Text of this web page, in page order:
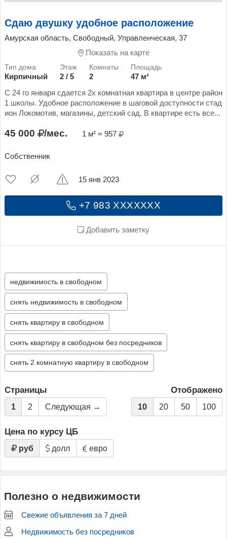
Сдаю двушку удобное расположение
Амурская область, Свободный, Управленческая, 37
Показать на карте
Кирпичный 2 / 5 2
47 м²
С 24 го января сдается 2х комнатная квартира в центре район
1 школы. Удобное расположение в шаговой доступности стад
ион Локомотив, магазины, детский сад. В квартире есть все...
45 000 /мес. 1 м² = 957
Собственник
+7 983 XXXXXXX
Добавить заметку
15 янв 2023
недвижимость в свободном
снять недвижимость в свободном
снять квартиру в свободном
снять квартиру в свободном без посредников
снять 2 комнатную квартиру в свободном
Страницы
1 2 Следующая →
Отображено
10 20 50 100
Цена по курсу ЦБ
руб долл евро
Полезно о недвижимости
Свежие объявления за 7 дней
Недвижимость без посредников